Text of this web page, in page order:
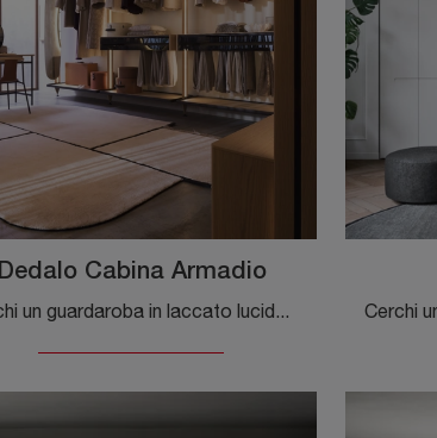
Dedalo Cabina Armadio
Cerchi un guardaroba in laccato lucido? Clicca e scopri armadi cabine armadio con ante scorrevoli di Novamobili.